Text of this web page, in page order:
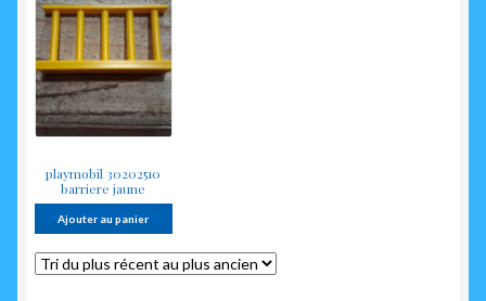
playmobil 30202510
barriere jaune
Ajouter au panier